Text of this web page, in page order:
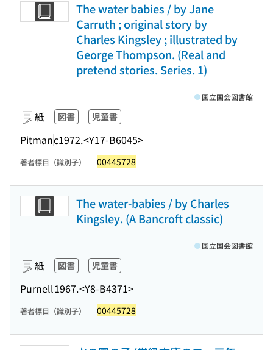
The water babies / by Jane
Carruth ; original story by
Charles Kingsley ; illustrated by
George Thompson. (Real and
pretend stories. Series. 1)
紙 図書 児童書
Pitmanc1972.<Y17-B6045>
国立国会図書館
著者標目（識別子） 00445728
The water-babies / by Charles
Kingsley. (A Bancroft classic)
紙 図書 児童書
Purnell1967.<Y8-B4371>
国立国会図書館
著者標目（識別子） 00445728